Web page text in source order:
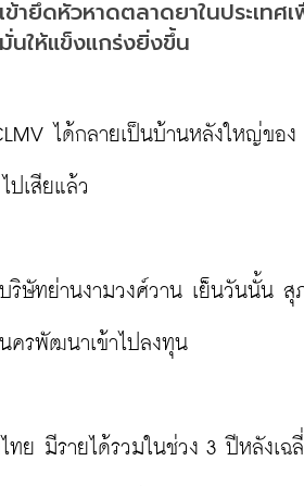
ยึดหัวหาดตลาดยาในประเทศ
นให้แข็งแกร่งยิ่งขึ้น
ได้กลายเป็นบ้านหลังใหญ่ของ
ไปเสียแล้ว
ริษัทย่านงามวงศ์วาน เย็นวันนั้น สุ
ครพัฒนาเข้าไปลงทุน
ย มีรายได้รวมในช่วง 3 ปีหลังเฉลี่